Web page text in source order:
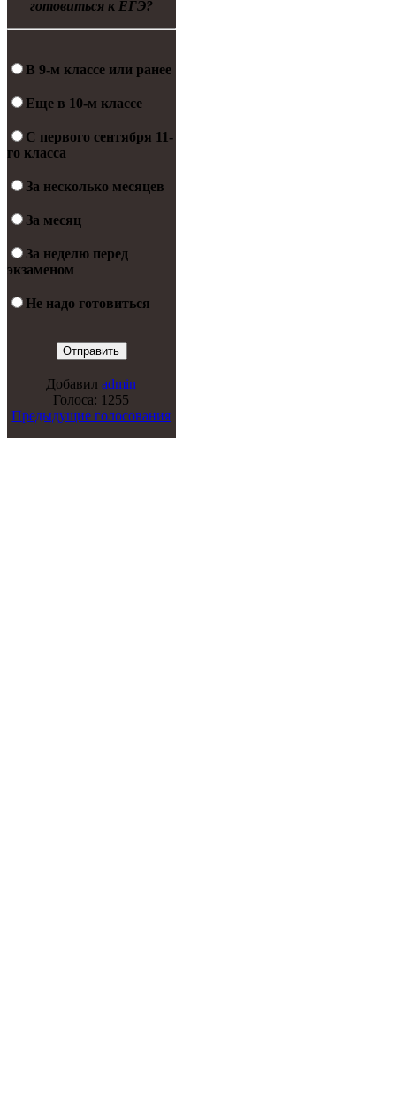
готовиться к ЕГЭ?
В 9-м классе или ранее
Еще в 10-м классе
С первого сентября 11-
го класса
За несколько месяцев
За месяц
За неделю перед
экзаменом
Не надо готовиться
Добавилadmin
Голоса: 1255
Предыдущие голосования